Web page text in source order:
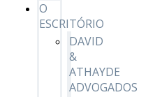
O
ESCRITÓRIO
DAVID
&
ATHAYDE
ADVOGADOS